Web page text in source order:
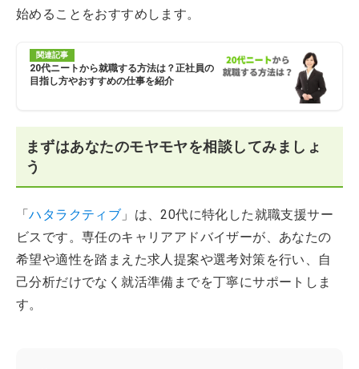
始めることをおすすめします。
関連記事
20代ニートから就職する方法は？正社員の
目指し方やおすすめの仕事を紹介
まずはあなたのモヤモヤを相談してみましょ
う
「ハタラクティブ 」は、20代に特化した就職支援サー
ビスです。専任のキャリアアドバイザーが、あなたの
希望や適性を踏まえた求人提案や選考対策を行い、自
己分析だけでなく就活準備までを丁寧にサポートしま
す。